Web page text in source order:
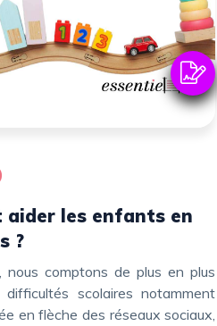
?
difficultés scolaires notamment
en flèche des réseaux sociaux,